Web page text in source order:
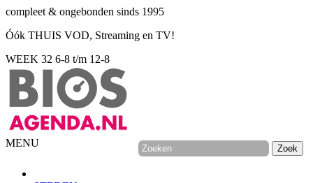
compleet & ongebonden sinds 1995
Óók THUIS VOD, Streaming en TV!
WEEK 32 6-8 t/m 12-8
MENU